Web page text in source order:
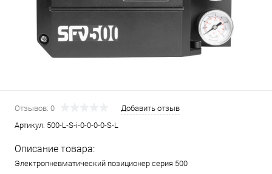
Отзывов: 0
Добавить отзыв
Артикул: 500-L-S-i-0-0-0-0-S-L
Описание товара:
Электропневматический позиционер серия 500